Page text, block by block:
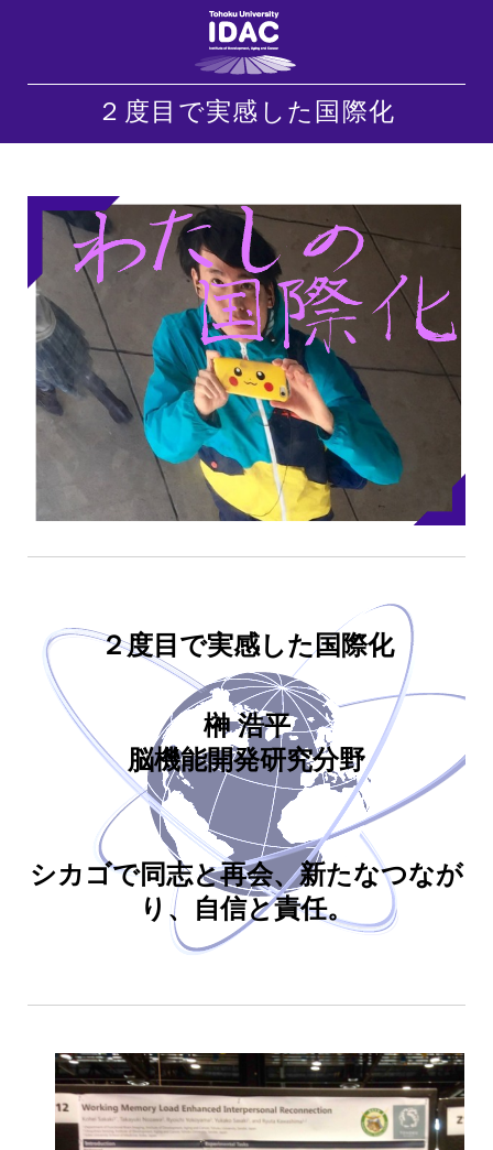
２度目で実感した国際化
２度目で実感した国際化
榊 浩平
脳機能開発研究分野
シカゴで同志と再会、新たなつなが
り、自信と責任。